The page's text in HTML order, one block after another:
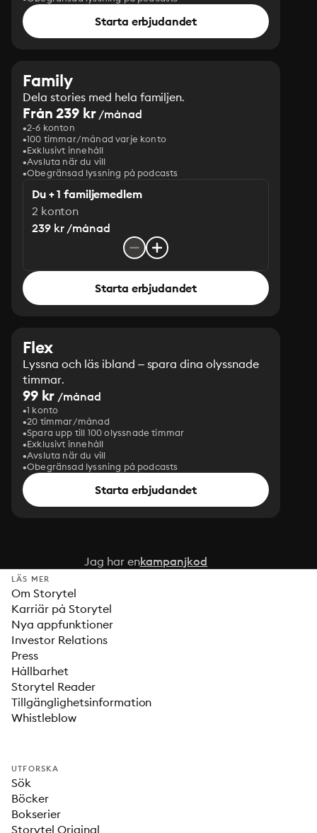
Starta erbjudandet
Family
Dela stories med hela familjen.
Från 239 kr/månad
2-6 konton
100 timmar/månad varje konto
Exklusivt innehåll
Avsluta när du vill
Obegränsad lyssning på podcasts
Du + 1 familjemedlem
2 konton
239 kr /månad
Starta erbjudandet
Flex
Lyssna och läs ibland – spara dina olyssnade
timmar.
99 kr /månad
1 konto
20 timmar/månad
Spara upp till 100 olyssnade timmar
Exklusivt innehåll
Avsluta när du vill
Obegränsad lyssning på podcasts
Starta erbjudandet
Jag har enkampanjkod
LÄS MER
Om Storytel
Karriär på Storytel
Nya appfunktioner
Investor Relations
Press
Hållbarhet
Storytel Reader
Tillgänglighetsinformation
Whistleblow
UTFORSKA
Sök
Böcker
Bokserier
Storytel Original